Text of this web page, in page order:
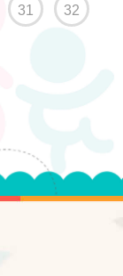
31 32